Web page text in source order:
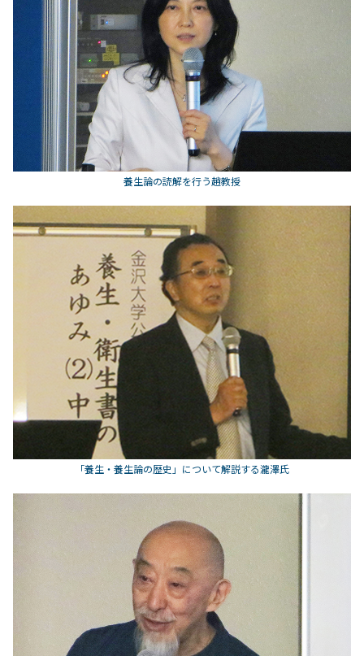
養生論の読解を行う趙教授
「養生・養生論の歴史」について解説する瀧澤氏